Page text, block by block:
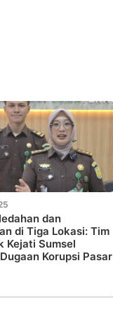
dan
di Tiga Lokasi: Tim
Kejati Sumsel
Korupsi Pasar